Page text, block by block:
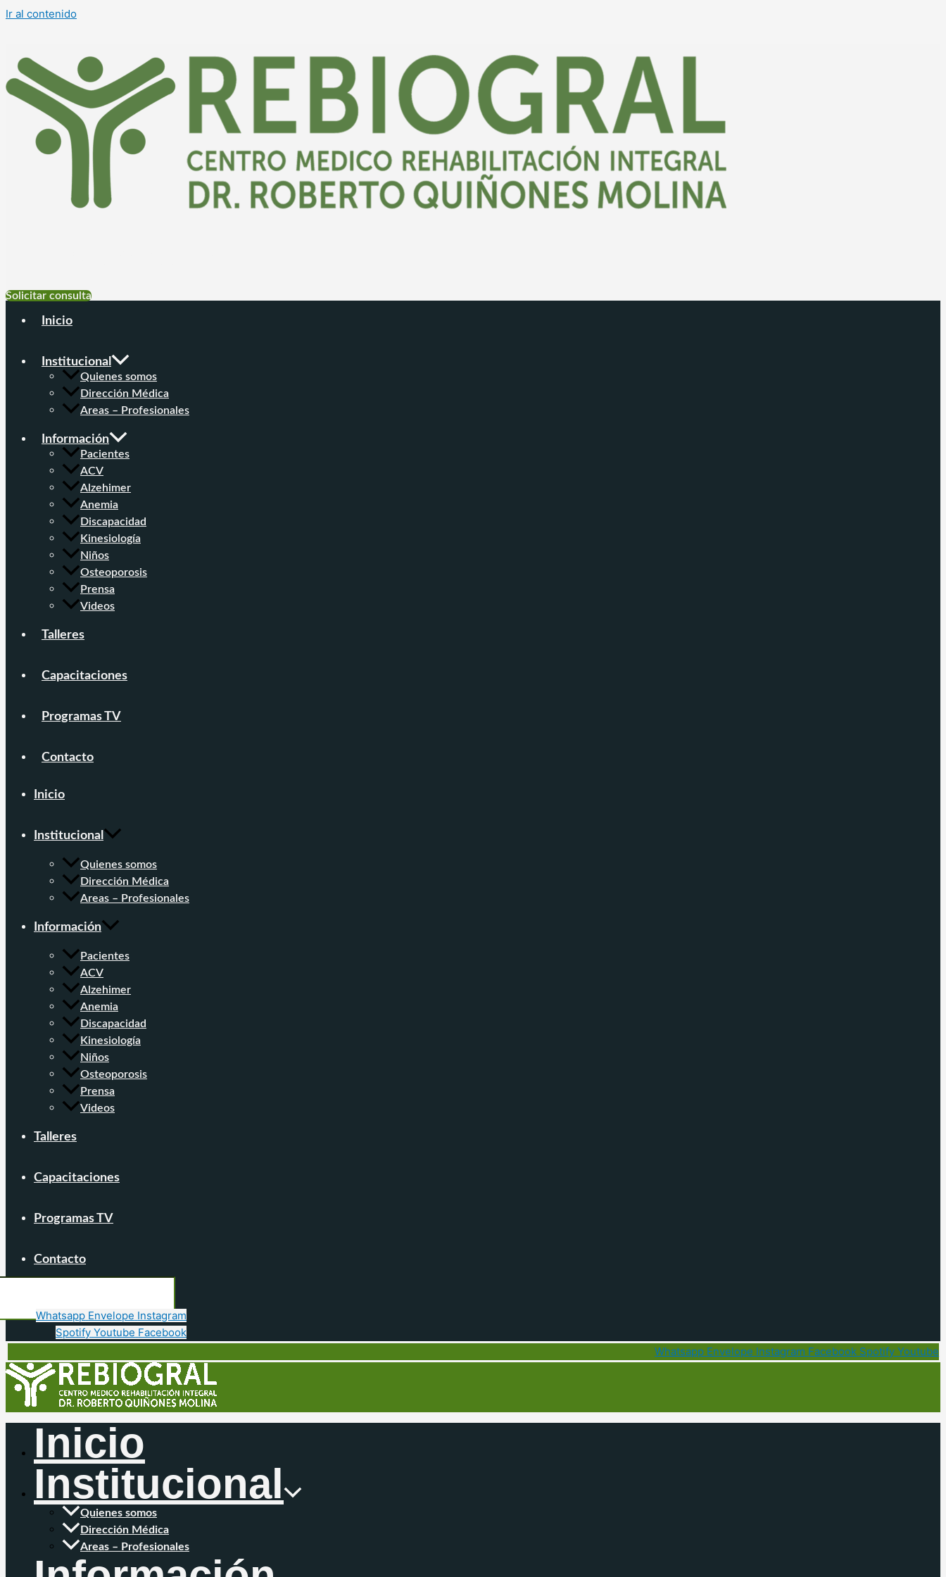
Ir al contenido
Solicitar consulta
Inicio
Institucional
Quienes somos
Dirección Médica
Areas – Profesionales
Información
Pacientes
ACV
Alzehimer
Anemia
Discapacidad
Kinesiología
Niños
Osteoporosis
Prensa
Videos
Talleres
Capacitaciones
Programas TV
Contacto
Inicio
Institucional
Quienes somos
Dirección Médica
Areas – Profesionales
Información
Pacientes
ACV
Alzehimer
Anemia
Discapacidad
Kinesiología
Niños
Osteoporosis
Prensa
Videos
Talleres
Capacitaciones
Programas TV
Contacto
Whatsapp Envelope Instagram
Spotify Youtube Facebook
Whatsapp Envelope Instagram Facebook Spotify Youtube
Inicio
Institucional
Quienes somos
Dirección Médica
Areas – Profesionales